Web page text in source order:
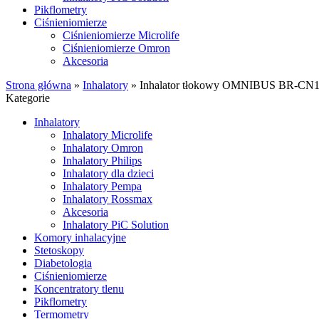
Pikflometry
Ciśnieniomierze
Ciśnieniomierze Microlife
Ciśnieniomierze Omron
Akcesoria
Strona główna » Inhalatory » Inhalator tłokowy OMNIBUS BR-
Kategorie
Inhalatory
Inhalatory Microlife
Inhalatory Omron
Inhalatory Philips
Inhalatory dla dzieci
Inhalatory Pempa
Inhalatory Rossmax
Akcesoria
Inhalatory PiC Solution
Komory inhalacyjne
Stetoskopy
Diabetologia
Ciśnieniomierze
Koncentratory tlenu
Pikflometry
Termometry